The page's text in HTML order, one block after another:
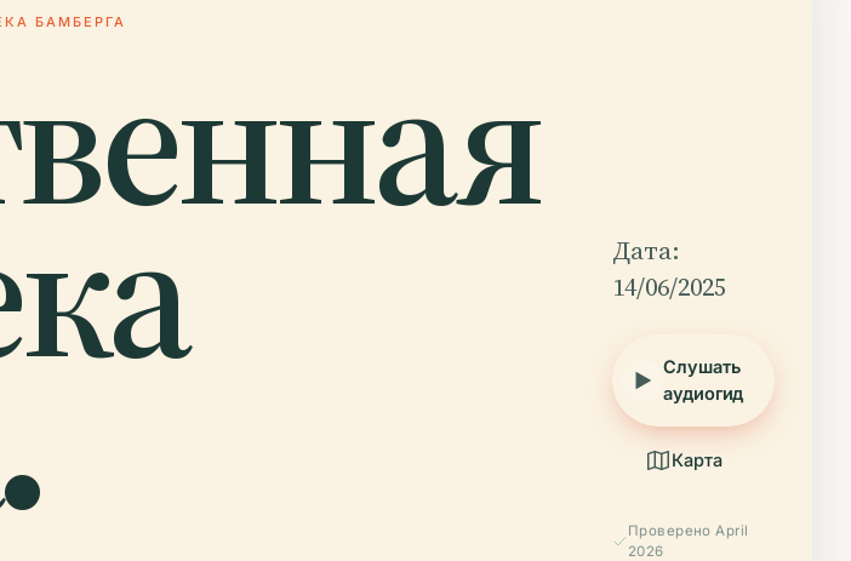
БАМБЕРГА
Дата:
14/06/2025
Слушать
аудиогид
Карта
Проверено April
2026